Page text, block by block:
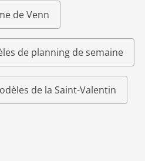
de Venn
de planning de semaine
de la Saint-Valentin